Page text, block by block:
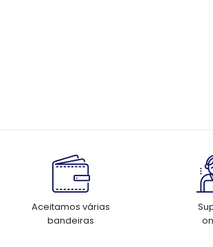
Aceitamos várias
bandeiras